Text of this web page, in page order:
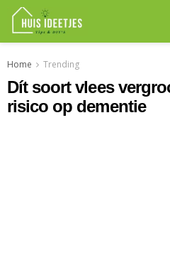
Home Trending
Dít soort vlees
risico op dementie